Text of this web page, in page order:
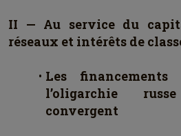
II — Au service du
réseaux et intérêts de
Les financements
l’oligarchie
convergent